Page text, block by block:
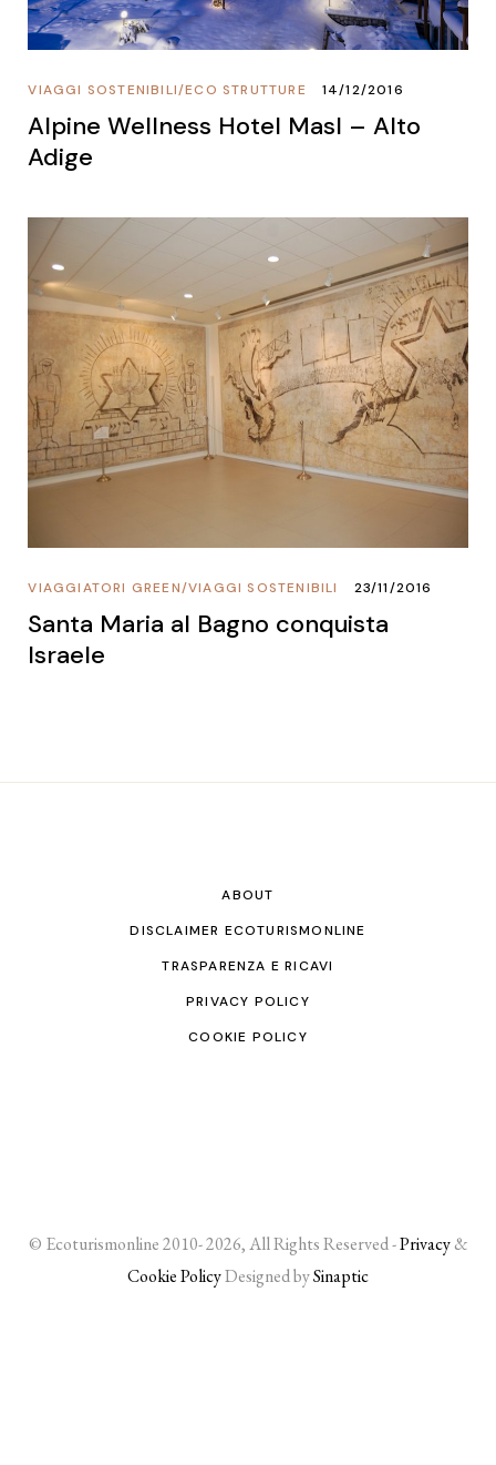
ECO STRUTTURE
/
VIAGGI SOSTENIBILI 14/12/2016
Alpine Wellness Hotel Masl – Alto
Adige
VIAGGI SOSTENIBILI
/
VIAGGIATORI GREEN 23/11/2016
Santa Maria al Bagno conquista
Israele
ABOUT
DISCLAIMER ECOTURISMONLINE
TRASPARENZA E RICAVI
PRIVACY POLICY
COOKIE POLICY
© Ecoturismonline 2010- 2026, All Rights Reserved -Privacy&
Cookie PolicyDesigned bySinaptic